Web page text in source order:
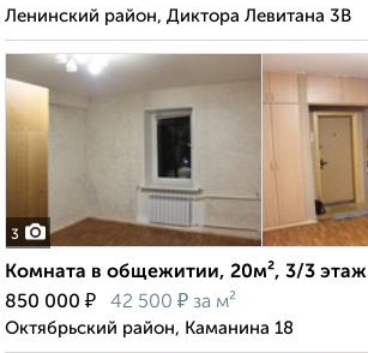
Ленинский район, Диктора Левитана 3В
3
Комната в общежитии, 20м², 3/3 этаж
850 000 ₽ 42 500 ₽ за м²
Октябрьский район, Каманина 18